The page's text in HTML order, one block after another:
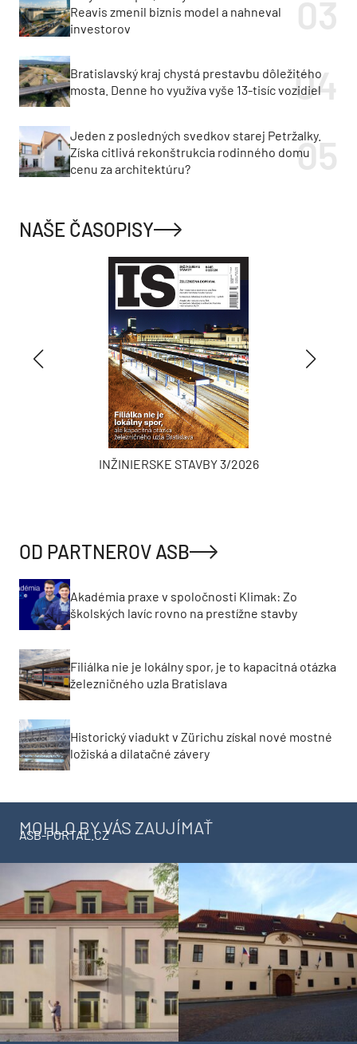
Reavis zmenil biznis model a nahneval
investorov
Bratislavský kraj chystá prestavbu dôležitého
mosta. Denne ho využíva vyše 13-tisíc vozidiel
Jeden z posledných svedkov starej Petržalky.
Získa citlivá rekonštrukcia rodinného domu
cenu za architektúru?
NAŠE ČASOPISY
INŽINIERSKE STAVBY 3/2026
OD PARTNEROV ASB
Akadémia praxe v spoločnosti Klimak: Zo
školských lavíc rovno na prestížne stavby
Filiálka nie je lokálny spor, je to kapacitná otázka
železničného uzla Bratislava
Historický viadukt v Zürichu získal nové mostné
ložiská a dilatačné závery
MOHLO BY VÁS ZAUJÍMAŤ
ASB-PORTAL.CZ